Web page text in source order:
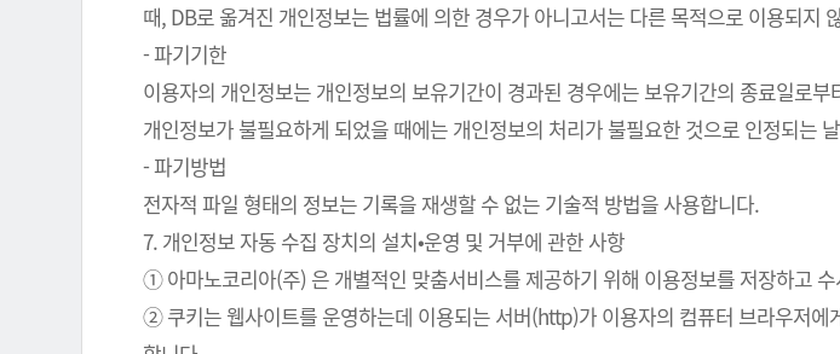
때, DB로 옮겨진 개인정보는 법률에 의한 경우가 아니고서는 다른 목적으로 이용되지
- 파기기한
이용자의 개인정보는 개인정보의 보유기간이 경과된 경우에는 보유기간의 종료일로
개인정보가 불필요하게 되었을 때에는 개인정보의 처리가 불필요한 것으로 인정되는
- 파기방법
전자적 파일 형태의 정보는 기록을 재생할 수 없는 기술적 방법을 사용합니다.
7. 개인정보 자동 수집 장치의 설치•운영 및 거부에 관한 사항
① 아마노코리아(주) 은 개별적인 맞춤서비스를 제공하기 위해 이용정보를 저장하고
② 쿠키는 웹사이트를 운영하는데 이용되는 서버(http)가 이용자의 컴퓨터 브라우저